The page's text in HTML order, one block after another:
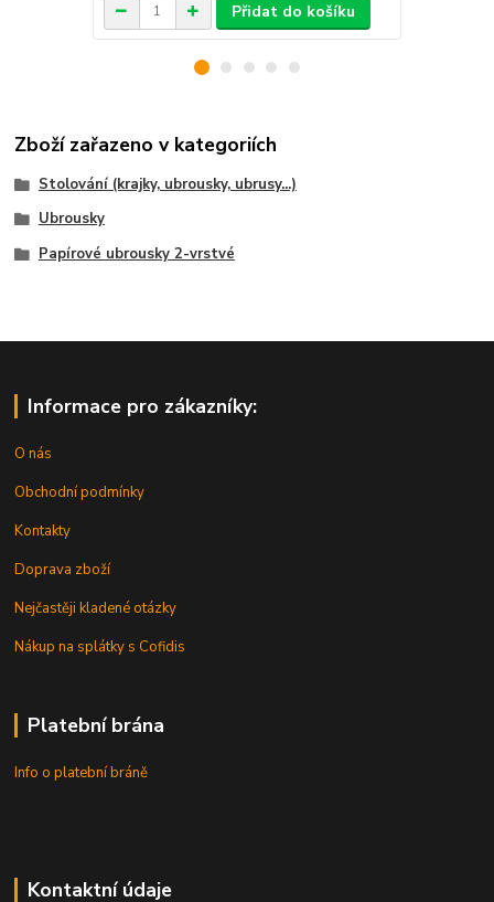
Přidat do košíku
Zboží zařazeno v kategoriích
Stolování (krajky, ubrousky, ubrusy...)
Ubrousky
Papírové ubrousky 2-vrstvé
Informace pro zákazníky:
O nás
Obchodní podmínky
Kontakty
Doprava zboží
Nejčastěji kladené otázky
Nákup na splátky s Cofidis
Platební brána
Info o platební bráně
Kontaktní údaje